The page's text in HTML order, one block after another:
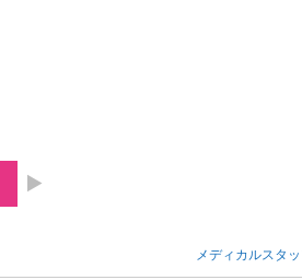
メディカルスタ